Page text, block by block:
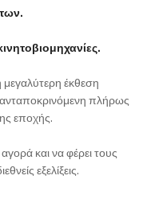
μεγαλύτερη έκθεση
πλήρως
εποχής.
και να φέρει τους
εξελίξεις.